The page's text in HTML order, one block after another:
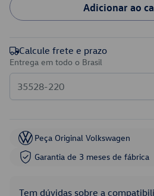
Adicionar ao
Calcule frete e prazo
Entrega em todo o Brasil
Peça Original Volkswagen
Garantia de 3 meses de fábrica
Tem dúvidas sobre a